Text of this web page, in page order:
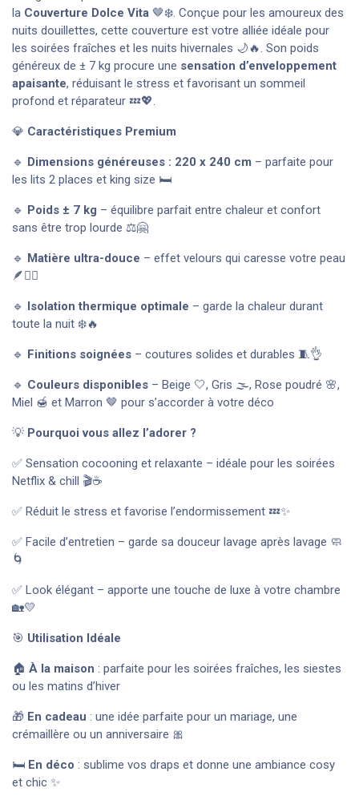
la Couverture Dolce Vita 🤎❄️. Conçue pour les amoureux des
nuits douillettes, cette couverture est votre alliée idéale pour
les soirées fraîches et les nuits hivernales 🌙🔥. Son poids
généreux de ± 7 kg procure une sensation d’enveloppement
apaisante, réduisant le stress et favorisant un sommeil
profond et réparateur 💤💖.
💎 Caractéristiques Premium
🔹 Dimensions généreuses : 220 x 240 cm – parfaite pour
les lits 2 places et king size 🛏️
🔹 Poids ± 7 kg – équilibre parfait entre chaleur et confort
sans être trop lourde ⚖️🤗
🔹 Matière ultra-douce – effet velours qui caresse votre peau
🪶💆‍♀️
🔹 Isolation thermique optimale – garde la chaleur durant
toute la nuit ❄️🔥
🔹 Finitions soignées – coutures solides et durables 🧵👌
🔹 Couleurs disponibles – Beige 🤍, Gris 🌫️, Rose poudré 🌸,
Miel 🍯 et Marron 🤎 pour s’accorder à votre déco
💡 Pourquoi vous allez l’adorer ?
✅ Sensation cocooning et relaxante – idéale pour les soirées
Netflix & chill 🎬☕
✅ Réduit le stress et favorise l’endormissement 💤✨
✅ Facile d’entretien – garde sa douceur lavage après lavage 🧼
🌀
✅ Look élégant – apporte une touche de luxe à votre chambre
🏡💛
🎯 Utilisation Idéale
🏠 À la maison : parfaite pour les soirées fraîches, les siestes
ou les matins d’hiver
🎁 En cadeau : une idée parfaite pour un mariage, une
crémaillère ou un anniversaire 🎀
🛏️ En déco : sublime vos draps et donne une ambiance cosy
et chic ✨